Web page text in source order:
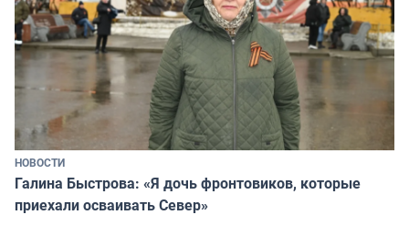
НОВОСТИ
Галина Быстрова: «Я дочь фронтовиков, которые
приехали осваивать Север»